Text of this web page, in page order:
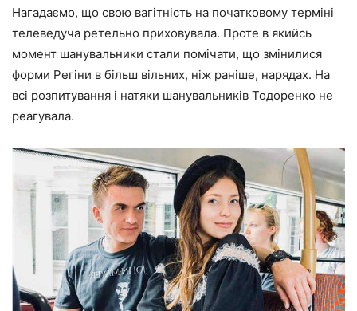
Нагадаємо, що свою вагітність на початковому терміні
телеведуча ретельно приховувала. Проте в якийсь
момент шанувальники стали помічати, що змінилися
форми Регіни в більш вільних, ніж раніше, нарядах. На
всі розпитування і натяки шанувальників Тодоренко не
реагувала.